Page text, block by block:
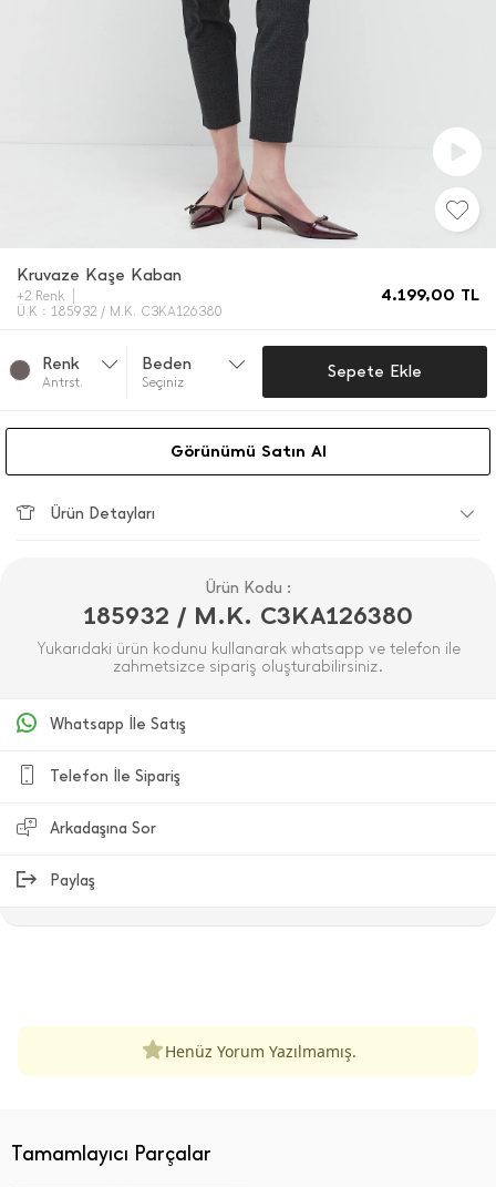
Kruvaze Kaşe Kaban
+2 Renk
Ü.K : 185932 / M.K. C3KA126380
4.199,00 TL
Renk
Antrst.
Beden
Seçiniz
Sepete Ekle
Görünümü Satın Al
Ürün Detayları
Ürün Kodu :
185932 / M.K. C3KA126380
Yukarıdaki ürün kodunu kullanarak whatsapp ve telefon ile
zahmetsizce sipariş oluşturabilirsiniz.
Whatsapp İle Satış
Telefon İle Sipariş
Arkadaşına Sor
Paylaş
Henüz Yorum Yazılmamış.
Tamamlayıcı Parçalar